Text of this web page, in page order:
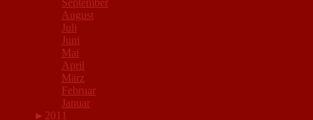
September
August
Juli
Juni
Mai
April
März
Februar
Januar
► 2011